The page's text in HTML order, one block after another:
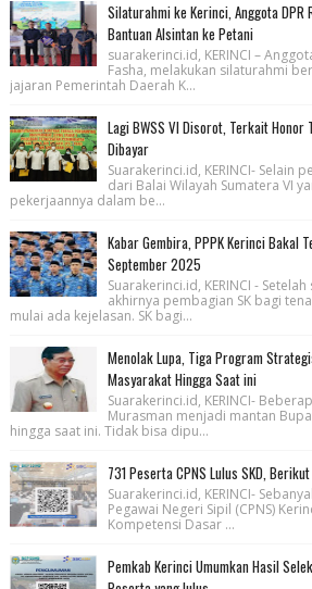
Silaturahmi ke Kerinci, Anggota DPR
Bantuan Alsintan ke Petani
suarakerinci.id, KERINCI –
Fasha, melakukan silaturahmi
jajaran Pemerintah Daerah K...
Lagi BWSS VI Disorot, Terkait Honor
Dibayar
Suarakerinci.id, KERINCI- Selain
dari Balai Wilayah Sumatera VI
pekerjaannya dalam be...
Kabar Gembira, PPPK Kerinci Bakal
September 2025
Suarakerinci.id, KERINCI -
akhirnya pembagian SK bagi
mulai ada kejelasan. SK bagi...
Menolak Lupa, Tiga Program
Masyarakat Hingga Saat ini
Suarakerinci.id, KERINCI-
Murasman menjadi mantan
hingga saat ini. Tidak bisa dipu...
731 Peserta CPNS Lulus SKD,
Suarakerinci.id, KERINCI-
Pegawai Negeri Sipil (CPNS)
Kompetensi Dasar ...
Pemkab Kerinci Umumkan Hasil